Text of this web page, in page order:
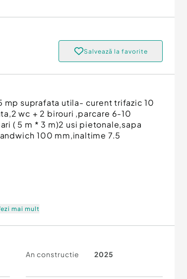
Salvează la favorite
mp suprafata utila- curent trifazic 10
wc + 2 birouri ,parcare 6-10
( 5 m * 3 m)2 usi pietonale,sapa
100 mm,inaltime 7.5
mai mult
An constructie 2025